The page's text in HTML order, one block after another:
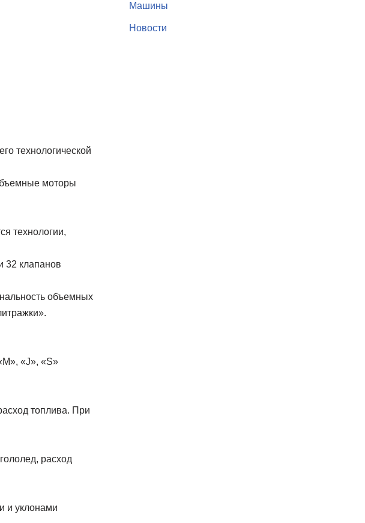
технологической
моторы
технологии,
32 клапанов
объемных
«J», «S»
топлива. При
расход
и уклонами
Машины
Новости